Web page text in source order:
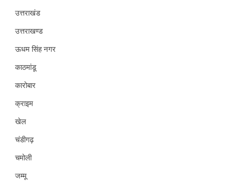
उत्तराखंड
उत्तराखण्ड
ऊधम सिंह नगर
काठमांडू
कारोबार
क्राइम
खेल
चंडीगढ़
चमोली
जम्मू